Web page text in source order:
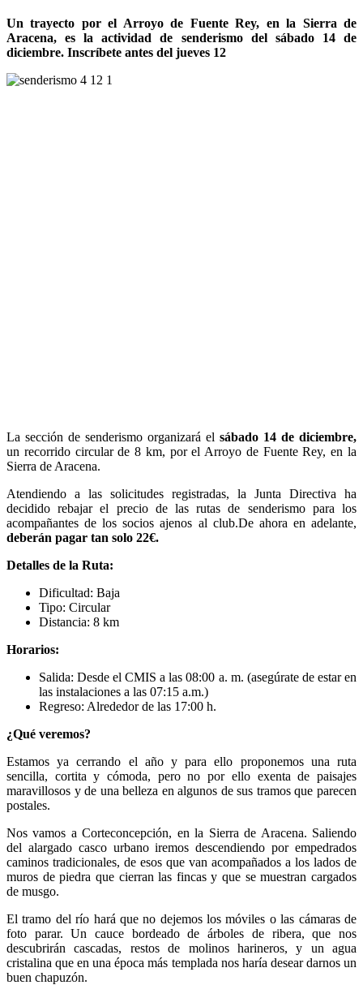
Un trayecto por el Arroyo de Fuente Rey, en la Sierra de
Aracena, es la actividad de senderismo del sábado 14 de
diciembre. Inscríbete antes del jueves 12
La sección de senderismo organizará el sábado 14 de diciembre,
un recorrido circular de 8 km, por el Arroyo de Fuente Rey, en la
Sierra de Aracena.
Atendiendo a las solicitudes registradas, la Junta Directiva ha
decidido rebajar el precio de las rutas de senderismo para los
acompañantes de los socios ajenos al club.De ahora en adelante,
deberán pagar tan solo 22€.
Detalles de la Ruta:
Dificultad: Baja
Tipo: Circular
Distancia: 8 km
Horarios:
Salida: Desde el CMIS a las 08:00 a. m. (asegúrate de estar en
las instalaciones a las 07:15 a.m.)
Regreso: Alrededor de las 17:00 h.
¿Qué veremos?
Estamos ya cerrando el año y para ello proponemos una ruta
sencilla, cortita y cómoda, pero no por ello exenta de paisajes
maravillosos y de una belleza en algunos de sus tramos que parecen
postales.
Nos vamos a Corteconcepción, en la Sierra de Aracena. Saliendo
del alargado casco urbano iremos descendiendo por empedrados
caminos tradicionales, de esos que van acompañados a los lados de
muros de piedra que cierran las fincas y que se muestran cargados
de musgo.
El tramo del río hará que no dejemos los móviles o las cámaras de
foto parar. Un cauce bordeado de árboles de ribera, que nos
descubrirán cascadas, restos de molinos harineros, y un agua
cristalina que en una época más templada nos haría desear darnos un
buen chapuzón.